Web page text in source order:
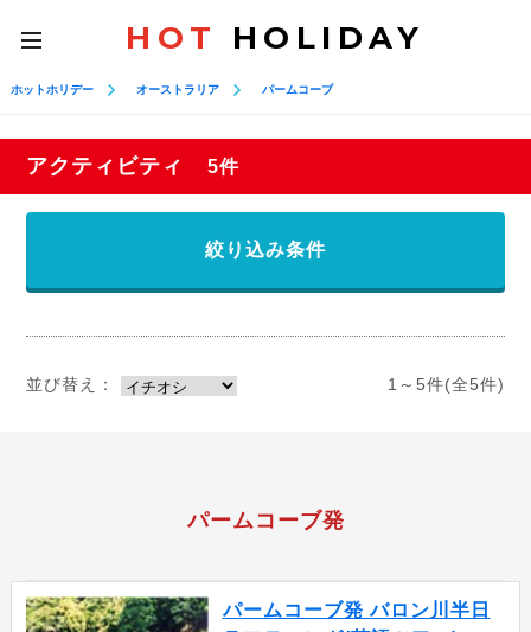
toggle
navigation
HOT HOLIDAY
ホットホリデー オーストラリア パームコーブ
アクティビティ 5件
絞り込み条件
並び替え： 1～5件(全5件)
パームコーブ発
パームコーブ発 バロン川半日